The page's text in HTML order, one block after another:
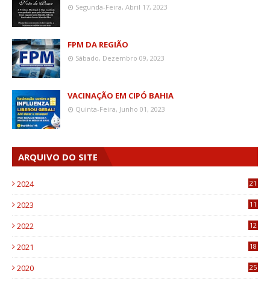
Segunda-Feira, Abril 17, 2023
FPM DA REGIÃO
Sábado, Dezembro 09, 2023
VACINAÇÃO EM CIPÓ BAHIA
Quinta-Feira, Junho 01, 2023
ARQUIVO DO SITE
2024 21
2023
11
2022
12
2021
18
2020
25